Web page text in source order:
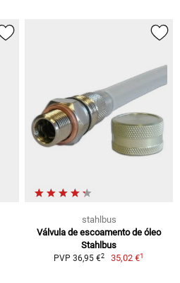
stahlbus
Válvula de escoamento de óleo
Stahlbus
PVP 36,95 €2 35,02 €1